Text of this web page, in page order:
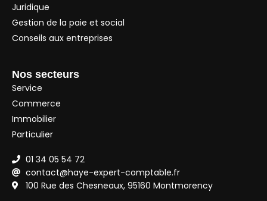
Juridique
Gestion de la paie et social
Conseils aux entreprises
Nos secteurs
Service
Commerce
Immobilier
Particulier
01 34 05 54 72
contact@haye-expert-comptable.fr
100 Rue des Chesneaux, 95160 Montmorency